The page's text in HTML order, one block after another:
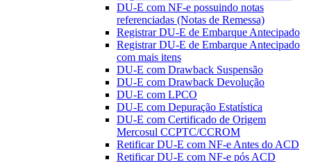
DU-E com NF-e possuindo notas
referenciadas (Notas de Remessa)
Registrar DU-E de Embarque Antecipado
Registrar DU-E de Embarque Antecipado
com mais itens
DU-E com Drawback Suspensão
DU-E com Drawback Devolução
DU-E com LPCO
DU-E com Depuração Estatística
DU-E com Certificado de Origem
Mercosul CCPTC/CCROM
Retificar DU-E com NF-e Antes do ACD
Retificar DU-E com NF-e pós ACD